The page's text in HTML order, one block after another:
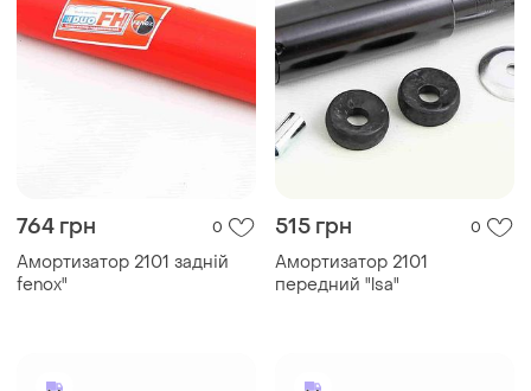
764 грн 0
Амортизатор 2101 задній
fenox"
515 грн 0
Амортизатор 2101
передний "lsa"